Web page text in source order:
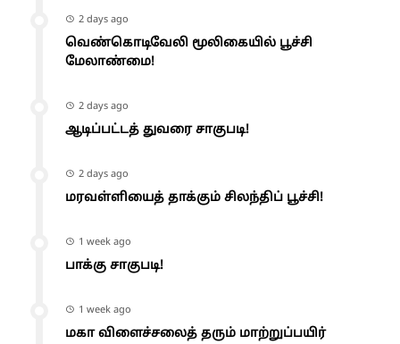
2 days ago
வெண்கொடிவேலி மூலிகையில் பூச்சி
மேலாண்மை!
2 days ago
ஆடிப்பட்டத் துவரை சாகுபடி!
2 days ago
மரவள்ளியைத் தாக்கும் சிலந்திப் பூச்சி!
1 week ago
பாக்கு சாகுபடி!
1 week ago
மகா விளைச்சலைத் தரும் மாற்றுப்பயிர்